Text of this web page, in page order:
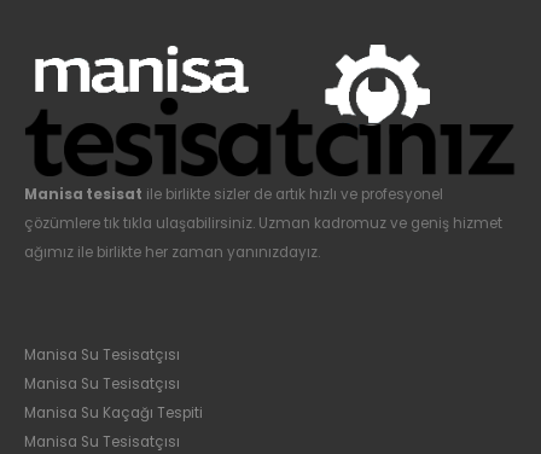
Manisa tesisat ile birlikte sizler de artık hızlı ve profesyonel
çözümlere tık tıkla ulaşabilirsiniz. Uzman kadromuz ve geniş hizmet
ağımız ile birlikte her zaman yanınızdayız.
Manisa Su Tesisatçısı
Manisa Su Tesisatçısı
Manisa Su Kaçağı Tespiti
Manisa Su Tesisatçısı